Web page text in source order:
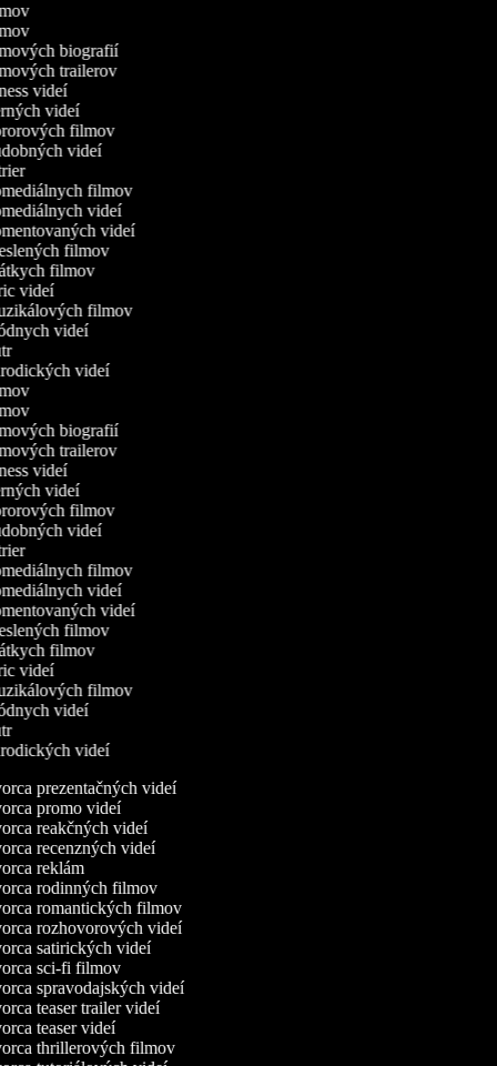
biografií
trailerov
videí
videí
filmov
videí
filmov
videí
videí
filmov
filmov
videí
filmov
videí
videí
biografií
trailerov
videí
videí
filmov
videí
filmov
videí
videí
filmov
filmov
videí
filmov
videí
videí
prezentačných videí
promo videí
reakčných videí
recenzných videí
reklám
rodinných filmov
romantických filmov
rozhovorových videí
satirických videí
sci-fi filmov
spravodajských videí
teaser trailer videí
teaser videí
thrillerových filmov